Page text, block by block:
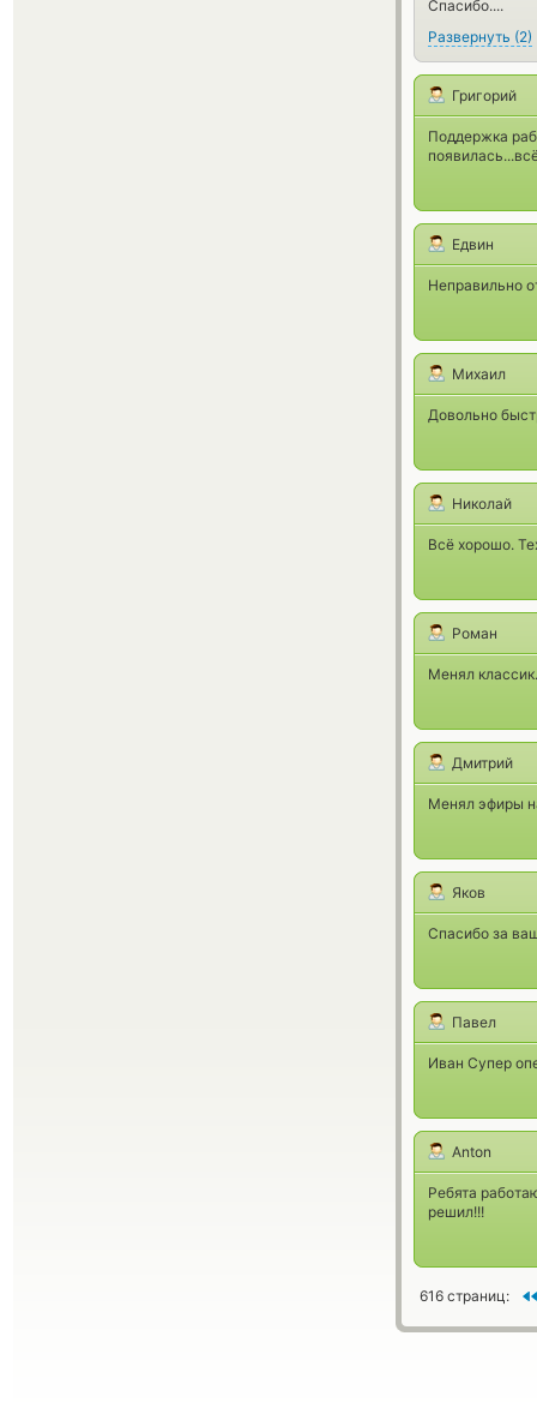
Спасибо....
Развернуть (2)
Григорий
Поддержка
Едвин
Неправильно
Михаил
Довольно
Николай
Всё хорошо.
Роман
Менял
Дмитрий
Менял эфиры
Яков
Спасибо за
Павел
Иван Супер
Anton
Ребята
решил!!!
616 страниц: